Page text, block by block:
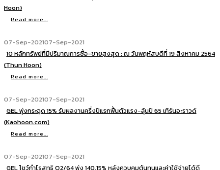
Hoon)
Read more...
07-Sep-202107-Sep-2021
10 หลักทรัพย์ที่มีปริมาณการซื้อ-ขายสูงสุด : ณ วันพฤหัสบดีที่ 19 สิงหาคม 2564
(Thun Hoon)
Read more...
07-Sep-202107-Sep-2021
GEL พุ่งกระฉูด 15% รับผลงานครึ่งปีแรกฟื้นตัวแรง-ลุ้นปี 65 เทิร์นอะราวด์
(Kaohoon.com)
Read more...
07-Sep-202107-Sep-2021
GEL โชว์กำไรสุทธิ Q2/64 พุ่ง 140.15% หลังควบคุมต้นทุนและค่าใช้จ่ายได้ดี